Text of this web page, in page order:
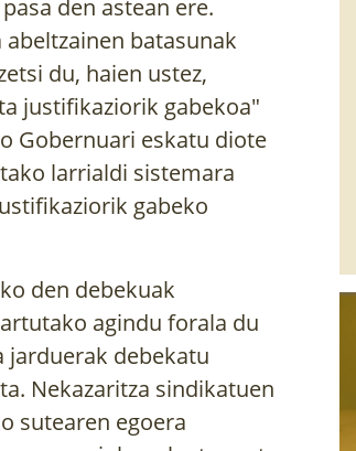
den astean ere.
batasunak
du, haien ustez,
justifikaziorik gabekoa"
Gobernuari eskatu diote
larrialdi sistemara
gabeko
den debekuak
agindu forala du
jarduerak debekatu
Nekazaritza sindikatuen
sutearen egoera